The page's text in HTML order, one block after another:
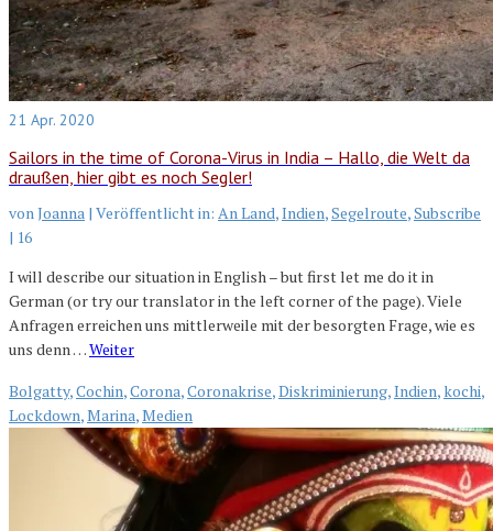
21 Apr. 2020
Sailors in the time of Corona-Virus in India – Hallo, die Welt da
draußen, hier gibt es noch Segler!
von Joanna | Veröffentlicht in: An Land,Indien,Segelroute,Subscribe
| 16
I will describe our situation in English – but first let me do it in
German (or try our translator in the left corner of the page). Viele
Anfragen erreichen uns mittlerweile mit der besorgten Frage, wie es
uns denn …Weiter
Bolgatty,Cochin,Corona,Coronakrise,Diskriminierung,Indien, kochi,
Lockdown,Marina,Medien